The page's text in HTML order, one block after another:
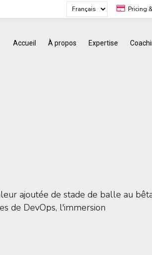
Pricing
Accueil À propos Expertise
ajoutée de stade de balle au
de DevOps, l'immersion